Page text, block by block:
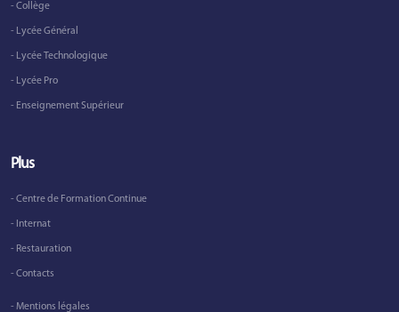
- Collège
- Lycée Général
- Lycée Technologique
- Lycée Pro
- Enseignement Supérieur
Plus
- Centre de Formation Continue
- Internat
- Restauration
- Contacts
- Mentions légales